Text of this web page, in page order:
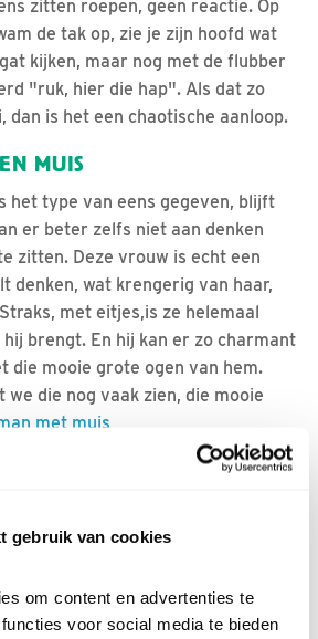
gebruik van cookies
om content en advertenties te
voor social media te bieden
zitten roepen, geen reactie. Op
de tak op, zie je zijn hoofd wat
kijken, maar nog met de flubber
"ruk, hier die hap". Als dat zo
dan is het een chaotische aanloop.
MUIS
het type van eens gegeven, blijft
er beter zelfs niet aan denken
zitten. Deze vrouw is echt een
denken, wat krengerig van haar,
met eitjes,is ze helemaal
brengt. En hij kan er zo charmant
die mooie grote ogen van hem.
we die nog vaak zien, die mooie
met muis
de